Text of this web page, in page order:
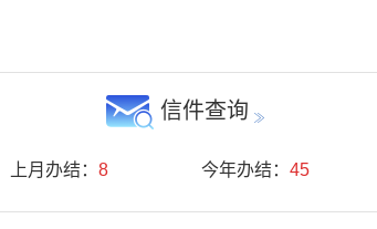
信件查询
上月办结：8 今年办结：45